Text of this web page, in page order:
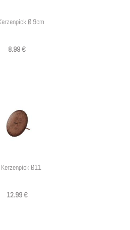
Ø 9cm
8.99 €
Ø11
12.99 €